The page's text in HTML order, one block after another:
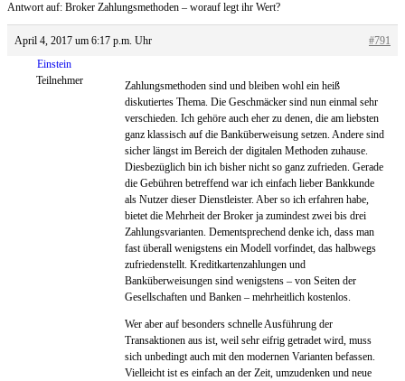
Antwort auf: Broker Zahlungsmethoden – worauf legt ihr Wert?
April 4, 2017 um 6:17 p.m. Uhr
#791
Einstein
Teilnehmer
Zahlungsmethoden sind und bleiben wohl ein heiß
diskutiertes Thema. Die Geschmäcker sind nun einmal sehr
verschieden. Ich gehöre auch eher zu denen, die am liebsten
ganz klassisch auf die Banküberweisung setzen. Andere sind
sicher längst im Bereich der digitalen Methoden zuhause.
Diesbezüglich bin ich bisher nicht so ganz zufrieden. Gerade
die Gebühren betreffend war ich einfach lieber Bankkunde
als Nutzer dieser Dienstleister. Aber so ich erfahren habe,
bietet die Mehrheit der Broker ja zumindest zwei bis drei
Zahlungsvarianten. Dementsprechend denke ich, dass man
fast überall wenigstens ein Modell vorfindet, das halbwegs
zufriedenstellt. Kreditkartenzahlungen und
Banküberweisungen sind wenigstens – von Seiten der
Gesellschaften und Banken – mehrheitlich kostenlos.
Wer aber auf besonders schnelle Ausführung der
Transaktionen aus ist, weil sehr eifrig getradet wird, muss
sich unbedingt auch mit den modernen Varianten befassen.
Vielleicht ist es einfach an der Zeit, umzudenken und neue